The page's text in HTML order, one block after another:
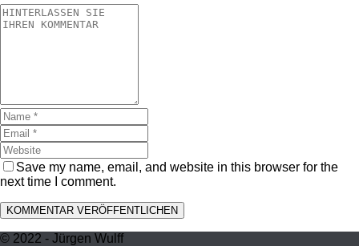
Save my name, email, and website in this browser for the
next time I comment.
© 2022 - Jürgen Wulff